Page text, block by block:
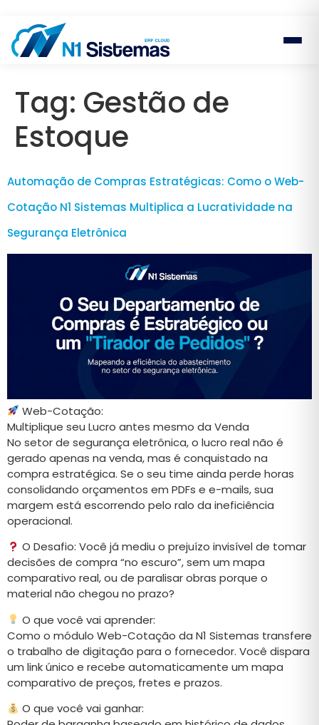
Tag: Gestão de
Estoque
Automação de Compras Estratégicas: Como o Web-
Cotação N1 Sistemas Multiplica a Lucratividade na
Segurança Eletrônica
Web-Cotação:
Multiplique seu Lucro antes mesmo da Venda
No setor de segurança eletrônica, o lucro real não é
gerado apenas na venda, mas é conquistado na
compra estratégica. Se o seu time ainda perde horas
consolidando orçamentos em PDFs e e-mails, sua
margem está escorrendo pelo ralo da ineficiência
operacional.
O Desafio: Você já mediu o prejuízo invisível de tomar
decisões de compra “no escuro”, sem um mapa
comparativo real, ou de paralisar obras porque o
material não chegou no prazo?
O que você vai aprender:
Como o módulo Web-Cotação da N1 Sistemas transfere
o trabalho de digitação para o fornecedor. Você dispara
um link único e recebe automaticamente um mapa
comparativo de preços, fretes e prazos.
O que você vai ganhar: